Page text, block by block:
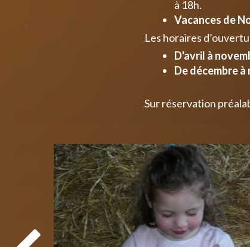
à 18h.
Vacances de
Les horaires
D'avril à
De décembre à
Sur réservation